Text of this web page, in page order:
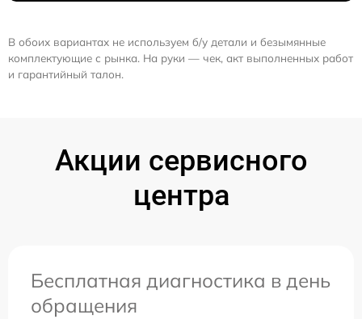
В обоих вариантах не используем б/у детали и безымянные
комплектующие с рынка. На руки — чек, акт выполненных работ
и гарантийный талон.
Акции сервисного
центра
Бесплатная диагностика в день
обращения